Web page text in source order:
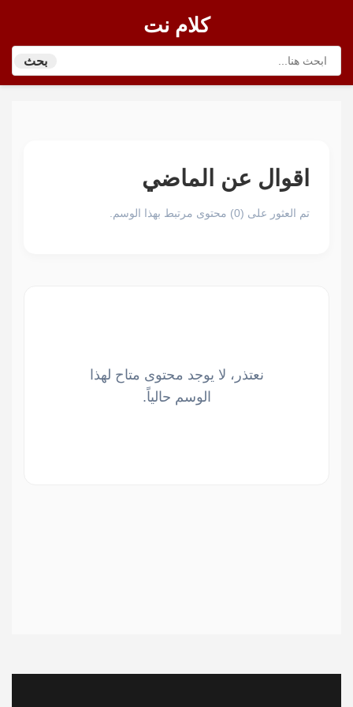
كلام نت
بحث
اقوال عن الماضي
تم العثور على (0) محتوى مرتبط بهذا الوسم.
نعتذر، لا يوجد محتوى متاح لهذا
الوسم حالياً.